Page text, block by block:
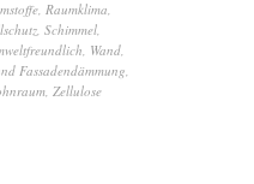
Raumklima
Schimmel
Wand
Fassadendämmung
Zellulose